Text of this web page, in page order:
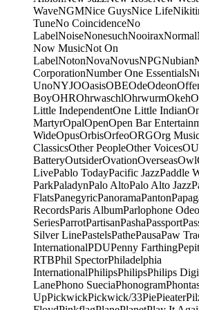
WaveNGMNice GuysNice Life
TuneNo CoincidenceNo
LabelNoiseNonesuchNooiraxNormal
Now MusicNot On
LabelNotonNovaNovusNPGNubian
CorporationNumber One Essentials
UnoNYJOOasisOBEOdeOdeon
BoyOHROhrwaschlOhrwurmOkeh
Little IndependentOne Little Indian
MartyrOpalOpenOpen Bar
WideOpusOrbisOrfeoORGOrg
ClassicsOther PeopleOther Voices
BatteryOutsiderOvationOverseasOwl
LivePablo TodayPacific JazzPaddle
ParkPaladynPalo AltoPalo Alto Jazz
FlatsPanegyricPanoramaPanton
RecordsParis AlbumParlophone
SeriesParrotPartisanPashaPassport
Silver LinePastelsPathePausaPaw
InternationalPDUPenny Farthing
RTBPhil SpectorPhiladelphia
InternationalPhilipsPhilipsPhilips
LanePhono SueciaPhonogram
UpPickwickPickwick/33PiePieater